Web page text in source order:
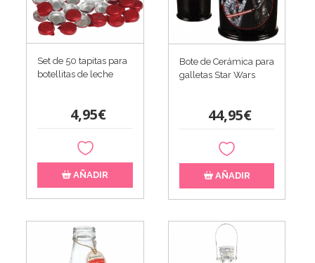
Set de 50 tapitas para
botellitas de leche
4,95€
AÑADIR
Bote de Cerámica para
galletas Star Wars
44,95€
AÑADIR